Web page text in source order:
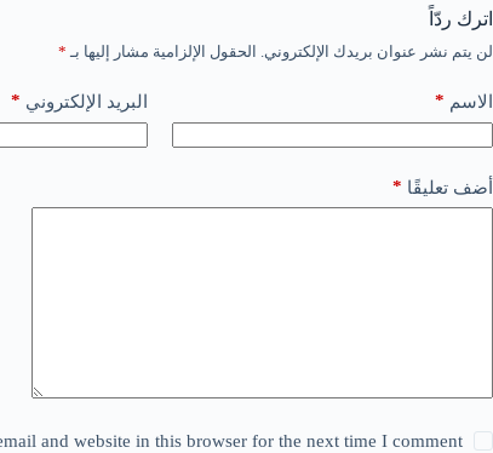
اترك ردّاً
لن يتم نشر عنوان بريدك الإلكتروني. الحقول الإلزامية مشار إليها بـ *
الاسم * البريد الإلكتروني *
أضف تعليقًا *
and website in this browser for the next time I comment.